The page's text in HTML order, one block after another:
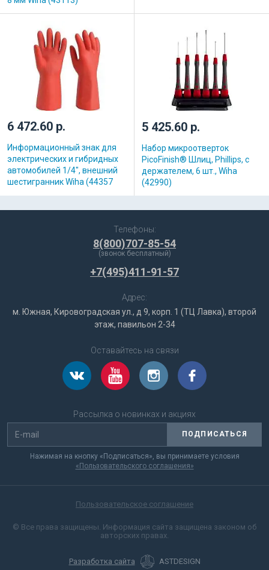
6 472.60 р.
Информационный знак для
электрических и гибридных
автомобилей 1/4″, внешний
шестигранник Wiha (44357
5 425.60 р.
Набор микроотверток
PicoFinish® Шлиц, Phillips, с
держателем, 6 шт., Wiha
(42990)
Телефоны:
8(800)707-85-54
(звонок бесплатный)
+7(495)411-91-57
Адрес:
м. Южная, Кировоградская ул., д 9, корп. 1 (ТЦ Лавка), второй
этаж, павильон 2-34
Оставайтесь на связи
Рассылка о новинках и акциях
ПОДПИСАТЬСЯ
Нажимая на кнопку «Подписаться», вы принимаете условия
«Пользовательского соглашения»
Пользовательское соглашение
© Все права защищены. Информация сайта защищена законом об
авторских правах.
Разработка сайта ASTDESIGN